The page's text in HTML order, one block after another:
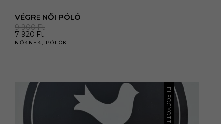
VÉGRE NŐI PÓLÓ
9 900Ft
7 920 Ft
NŐKNEK, PÓLÓK
ELFOGYOTT